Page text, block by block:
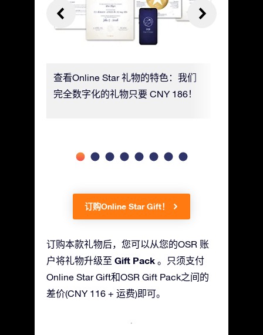
查看Online Star 礼物的特色：我们
完全数字化的礼物只要 CNY 186！
订购Online Star Gift！
订购本款礼物后，您可以从您的OSR 账
户将礼物升级至 Gift Pack 。只须支付
Online Star Gift和OSR Gift Pack之间的
差价(CNY 116 + 运费)即可。